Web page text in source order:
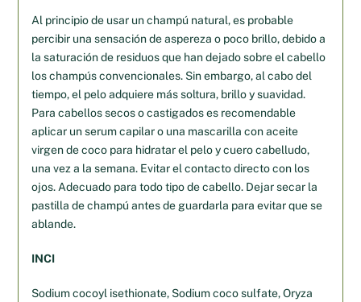
Al principio de usar un champú natural, es probable
percibir una sensación de aspereza o poco brillo, debido a
la saturación de residuos que han dejado sobre el cabello
los champús convencionales. Sin embargo, al cabo del
tiempo, el pelo adquiere más soltura, brillo y suavidad.
Para cabellos secos o castigados es recomendable
aplicar un serum capilar o una mascarilla con aceite
virgen de coco para hidratar el pelo y cuero cabelludo,
una vez a la semana. Evitar el contacto directo con los
ojos. Adecuado para todo tipo de cabello. Dejar secar la
pastilla de champú antes de guardarla para evitar que se
ablande.
INCI
Sodium cocoyl isethionate, Sodium coco sulfate, Oryza